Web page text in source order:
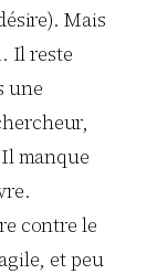
Mais
Il reste
une
manque
contre le
et peu